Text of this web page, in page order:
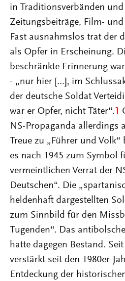
in Traditionsverbänden
Zeitungsbeiträge, Film- und
Fast ausnahmslos trat der
als Opfer in Erscheinung.
beschränkte Erinnerung
- „nur hier [...], im
der deutsche Soldat
war er Opfer, nicht Täter“. 1
NS-Propaganda allerdings
Treue zu „Führer und
es nach 1945 zum Symbol
vermeintlichen Verrat der
Deutschen“. Die
heldenhaft dargestellten
zum Sinnbild für den
Tugenden“. Das
hatte dagegen Bestand.
verstärkt seit den 1980er-
Entdeckung der